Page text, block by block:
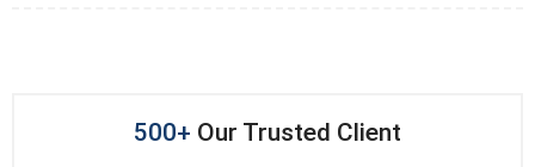
500+ Our Trusted Client